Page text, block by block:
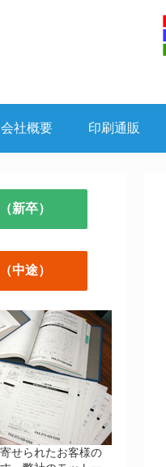
会社概要 印刷通販
新卒）
中途）
せられたお客様の